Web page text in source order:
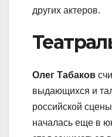
других актеров.
Олег Табаков
выдающихся и
российской
началась еще в